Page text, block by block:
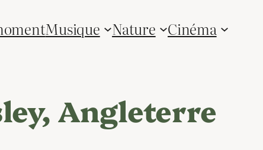
Musique Nature Cinéma
Angleterre